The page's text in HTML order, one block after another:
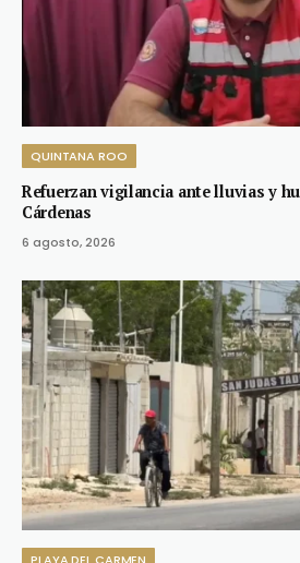
QUINTANA ROO
Refuerzan vigilancia ante lluvias y
Cárdenas
6 agosto, 2026